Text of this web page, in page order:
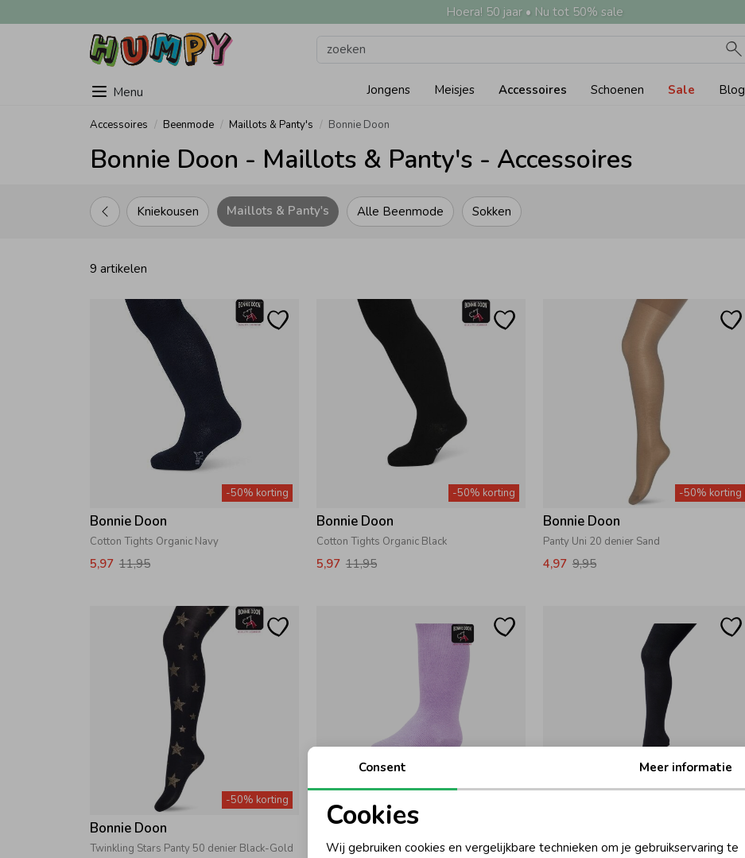
Hoera! 50 jaar • Nu tot 50% sale
Menu Jongens Meisjes Accessoires Schoenen Sale Blog
Accessoires Beenmode Maillots & Panty's Bonnie Doon
Bonnie Doon - Maillots & Panty's - Accessoires
Alle Beenmode
Kniekousen Maillots & Panty's Sokken
9 artikelen
-50% korting
Bonnie Doon
Cotton Tights Organic Navy
5,97 11,95
-50% korting
Bonnie Doon
Cotton Tights Organic Black
5,97 11,95
-50% korting
Bonnie Doon
Panty Uni 20 denier Sand
4,97 9,95
-50% korting
Bonnie Doon
Twinkling Stars Panty 50 denier Black-Gold
Bonnie Doon
Cotton Tights Organic Lavender Mist Bio Cotton tights Navy
Noodzakelijke cookies
Consent Meer informatie
Cookies
Wij gebruiken cookies en vergelijkbare technieken om je gebruikservaring te